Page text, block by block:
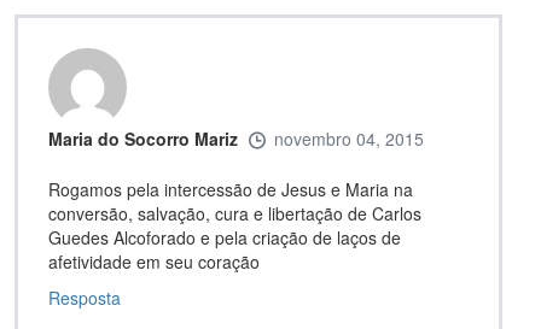
Maria do Socorro Mariz novembro 04, 2015
Rogamos pela intercessão de Jesus e Maria na
conversão, salvação, cura e libertação de Carlos
Guedes Alcoforado e pela criação de laços de
afetividade em seu coração
Resposta